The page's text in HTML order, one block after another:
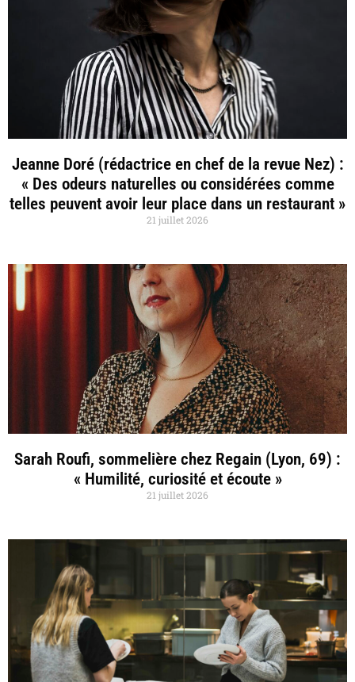
Jeanne Doré (rédactrice en chef de la revue Nez) :
« Des odeurs naturelles ou considérées comme
telles peuvent avoir leur place dans un restaurant »
21 juillet 2026
Sarah Roufi, sommelière chez Regain (Lyon, 69) :
« Humilité, curiosité et écoute »
21 juillet 2026